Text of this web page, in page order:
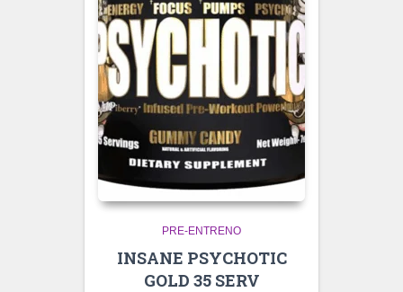
PRE-ENTRENO
INSANE PSYCHOTIC
GOLD 35 SERV